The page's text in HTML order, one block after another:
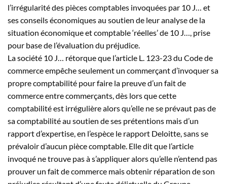
l’irrégularité des pièces comptables invoquées par 10 J… et
ses conseils économiques au soutien de leur analyse de la
situation économique et comptable ‘réelles’ de 10 J…, prise
pour base de l’évaluation du préjudice.
La société 10 J… rétorque que l’article L. 123-23 du Code de
commerce empêche seulement un commerçant d’invoquer sa
propre comptabilité pour faire la preuve d’un fait de
commerce entre commerçants, dès lors que cette
comptabilité est irrégulière alors qu’elle ne se prévaut pas de
sa comptabilité au soutien de ses prétentions mais d’un
rapport d’expertise, en l’espèce le rapport Deloitte, sans se
prévaloir d’aucun pièce comptable. Elle dit que l’article
invoqué ne trouve pas à s’appliquer alors qu’elle n’entend pas
prouver un fait de commerce mais obtenir réparation de son